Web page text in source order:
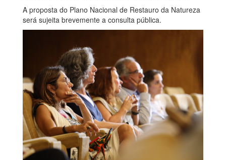
A proposta do Plano Nacional de Restauro da Natureza
será sujeita brevemente a consulta pública.